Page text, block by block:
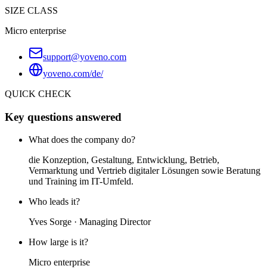
SIZE CLASS
Micro enterprise
support@yoveno.com
yoveno.com/de/
QUICK CHECK
Key questions answered
What does the company do?
die Konzeption, Gestaltung, Entwicklung, Betrieb,
Vermarktung und Vertrieb digitaler Lösungen sowie Beratung
und Training im IT-Umfeld.
Who leads it?
Yves Sorge · Managing Director
How large is it?
Micro enterprise